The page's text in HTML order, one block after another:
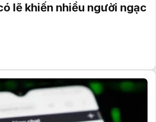
lẽ khiến nhiều người ngạc